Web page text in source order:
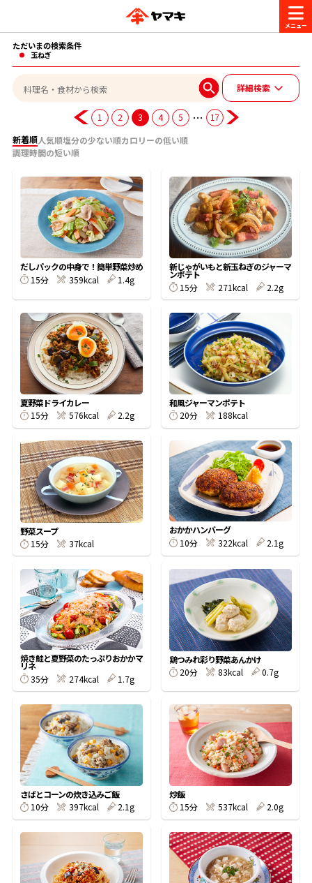
商品情報
ヤマキ『めんつゆ』 ヤマキ 割烹白だし
旨さ、別格。だし屋の鍋 韓福善シリーズ
サッと鍋® 楽チン鍋®
楽チン屋® ストレートつゆ
新鮮一番 『氷熟®』
レシピ
おいしいレシピを探す
おいしいレシピトップ
主食レシピ
主菜レシピ
汁物レシピ
時短レシピ
おいしいレシピを商品から探す
かつお節レシピ
めんつゆレシピ
割烹白だしレシピ
レシピ特設サイト
割烹白だしレシピ特集
だし巻き卵特集
かつおだしが決め手！簡単茶碗蒸し
かつお節・だしを楽しむ
かつお節・だしを知る
だしの取り方
かつお節の削り方
かつお節・だしをもっと知る
ヤマキ かつお節プラス®
かつお節・だしを楽しむ
だしコミュ
CM・キャンペーン
キャンペーン一覧
企業・採用情報
企業情報
- 百年対話
- ヤマキ かつお節プラス®
採用情報
- ジョブリターン制
お問い合わせ
ヤマキお客様相談室
オンラインショップ
コミュニティサイト
Global
ただいまの検索条件
玉ねぎ
詳細検索
1 2 3 4 5 …
17
新着順人気順塩分の少ない順カロリーの低い順
調理時間の短い順
だしパックの中身で！簡単野菜炒め
15分
359kcal 1.4g
新じゃがいもと新玉ねぎのジャーマ
ンポテト
15分
271kcal 2.2g
夏野菜ドライカレー
15分
576kcal 2.2g
和風ジャーマンポテト
20分
188kcal
野菜スープ
15分
37kcal
おかかハンバーグ
10分
322kcal 2.1g
焼き鮭と夏野菜のたっぷりおかかマ
リネ
35分
274kcal 1.7g
鶏つみれ彩り野菜あんかけ
20分
83kcal 0.7g
さばとコーンの炊き込みご飯
10分
397kcal 2.1g
炒飯
15分
537kcal 2.0g